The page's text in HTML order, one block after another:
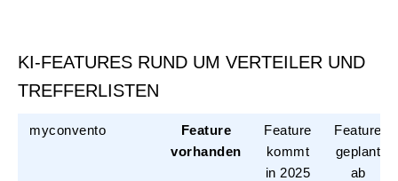
KI-FEATURES RUND UM VERTEILER UND
TREFFERLISTEN
myconvento
Feature
vorhanden
Feature
kommt
in 2025
Feature
geplant
ab